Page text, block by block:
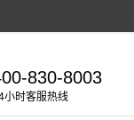
830-8003
小时客服热线